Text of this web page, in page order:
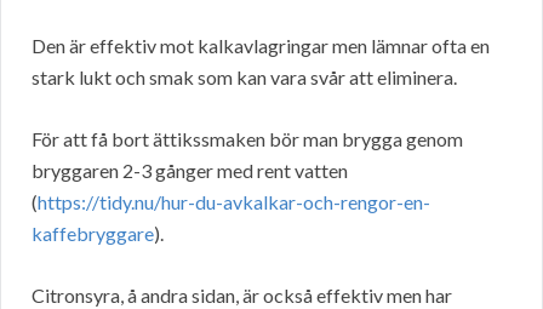
Den är effektiv mot kalkavlagringar men lämnar ofta en
stark lukt och smak som kan vara svår att eliminera.
För att få bort ättikssmaken bör man brygga genom
bryggaren 2-3 gånger med rent vatten
(https://tidy.nu/hur-du-avkalkar-och-rengor-en-
kaffebryggare).
Citronsyra, å andra sidan, är också effektiv men har